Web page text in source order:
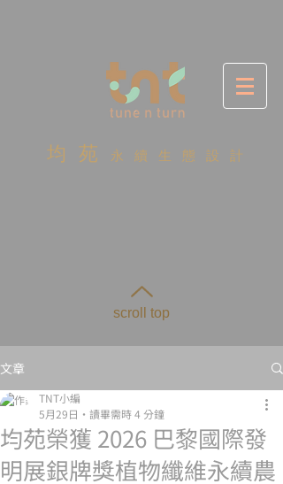
均 苑 永 續 生 態 設 計
scroll top
文章
均苑榮獲 2026 巴黎國際發
明展銀牌獎植物纖維永續農
TNT小編
5月29日
讀畢需時 4 分鐘